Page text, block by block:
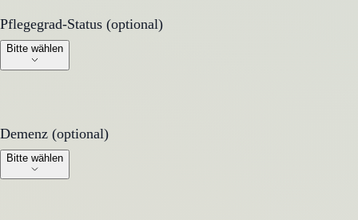
Pflegegrad-Status (optional)
Pflegegrad-Status (optional)
Bitte wählen
Demenz (optional)
Demenz (optional)
Bitte wählen